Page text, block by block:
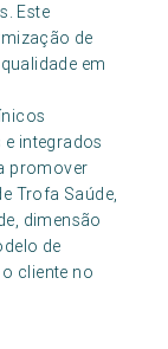
Este
de
em
integrados
promover
Trofa Saúde,
dimensão
de
cliente no